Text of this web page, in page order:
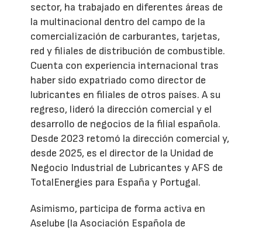
sector, ha trabajado en diferentes áreas de
la multinacional dentro del campo de la
comercialización de carburantes, tarjetas,
red y filiales de distribución de combustible.
Cuenta con experiencia internacional tras
haber sido expatriado como director de
lubricantes en filiales de otros países. A su
regreso, lideró la dirección comercial y el
desarrollo de negocios de la filial española.
Desde 2023 retomó la dirección comercial y,
desde 2025, es el director de la Unidad de
Negocio Industrial de Lubricantes y AFS de
TotalEnergies para España y Portugal.
Asimismo, participa de forma activa en
Aselube (la Asociación Española de